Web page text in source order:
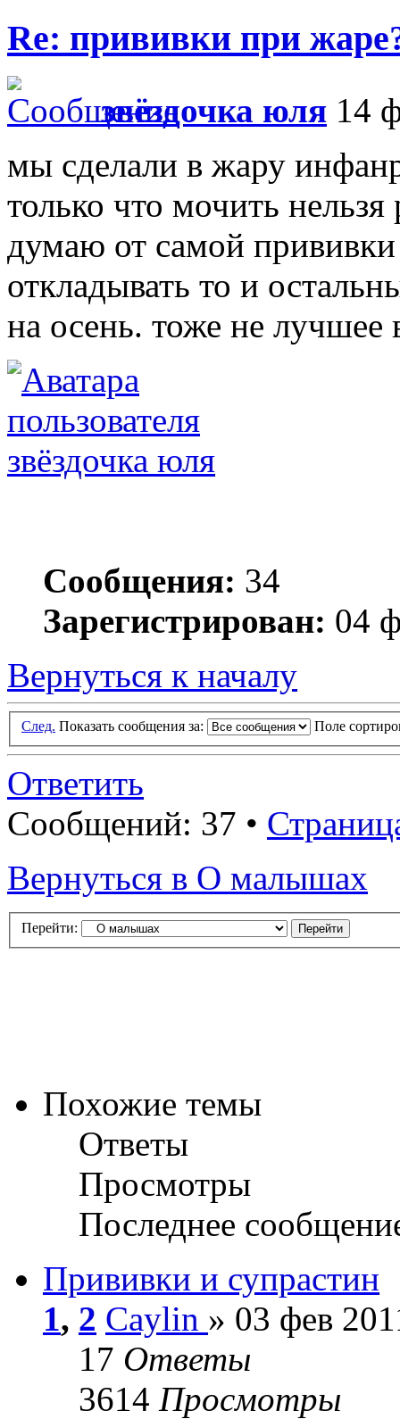
Re: прививки при
звёздочка юля 14
мы сделали в жару
только что мочить
думаю от самой прививки
откладывать то и
на осень. тоже не лучшее
звёздочка юля
Сообщения: 34
Зарегистрирован: 04
Вернуться к началу
След. Показать сообщения за: Поле
Ответить
Сообщений: 37 •
Вернуться в О малышах
Перейти:
Похожие темы
Ответы
Просмотры
Последнее
Прививки и супрастин
1, 2 Caylin » 03 фев
17 Ответы
3614 Просмотры